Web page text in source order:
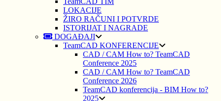
LOKACIJE
ŽIRO RAČUNI I POTVRDE
ISTORIJAT I NAGRADE
DOGAĐAJI
TeamCAD KONFERENCIJE
CAD / CAM How to? TeamCAD
Conference 2025
CAD / CAM How to? TeamCAD
Conference 2026
TeamCAD konferencija - BIM How to?
2025